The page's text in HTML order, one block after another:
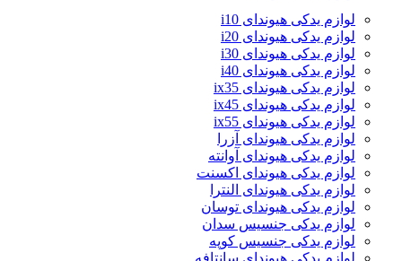
لوازم یدکی هیوندای i10
لوازم یدکی هیوندای i20
لوازم یدکی هیوندای i30
لوازم یدکی هیوندای i40
لوازم یدکی هیوندای ix35
لوازم یدکی هیوندای ix45
لوازم یدکی هیوندای ix55
لوازم یدکی هیوندای آزرا
لوازم یدکی هیوندای آوانته
لوازم یدکی هیوندای اکسنت
لوازم یدکی هیوندای النترا
لوازم یدکی هیوندای توسان
لوازم یدکی جنسیس سدان
لوازم یدکی جنسیس کوپه
لوازم یدکی هیوندای سانتافه